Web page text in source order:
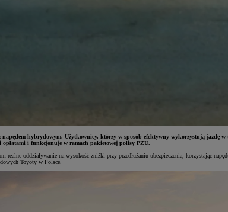
hybrydowym. Użytkownicy, którzy w sposób efektywny wykorzystują jazdę
opłatami i funkcjonuje w ramach pakietowej polisy PZU.
oddziaływanie na wysokość zniżki przy przedłużaniu ubezpieczenia, korzystając
Toyoty w Polsce.